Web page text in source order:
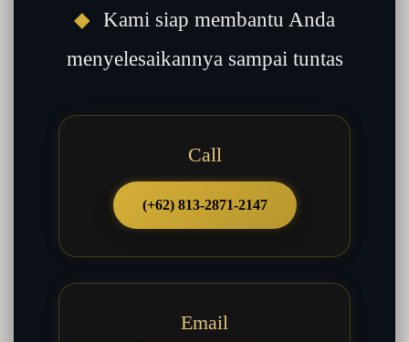
◆ Kami siap membantu Anda
menyelesaikannya sampai tuntas
Call
(+62) 813-2871-2147
Email